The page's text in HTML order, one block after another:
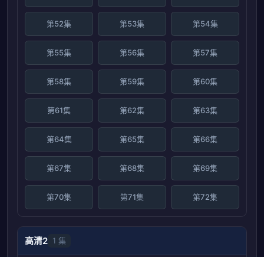
第52集 第53集 第54集
第55集 第56集 第57集
第58集 第59集 第60集
第61集 第62集 第63集
第64集 第65集 第66集
第67集 第68集 第69集
第70集 第71集 第72集
高清2 1 集